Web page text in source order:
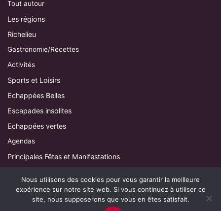
Tout autour
Les régions
Richelieu
Gastronomie/Recettes
Activités
Sports et Loisirs
Echappées Belles
Escapades insolites
Echappées vertes
Agendas
Principales Fêtes et Manifestations
Agenda Saumurois
Nous utilisons des cookies pour vous garantir la meilleure
expérience sur notre site web. Si vous continuez à utiliser ce
site, nous supposerons que vous en êtes satisfait.